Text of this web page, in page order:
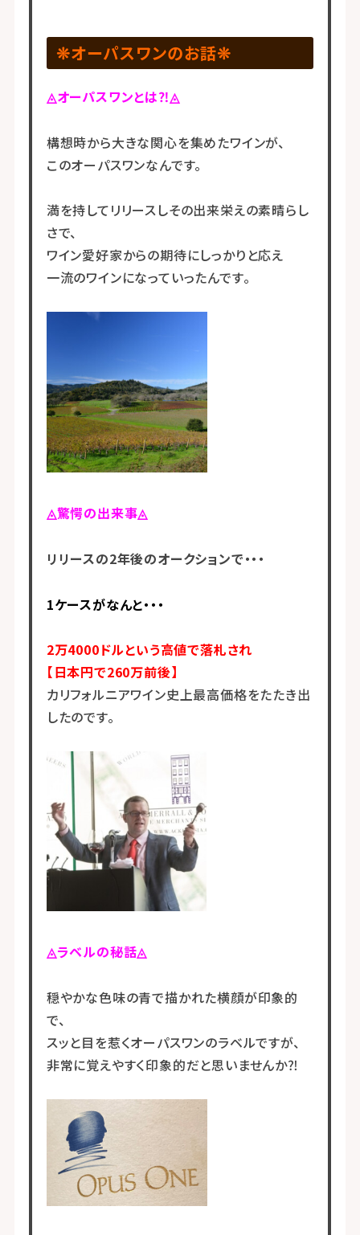
❊オーパスワンのお話❊
◬オーパスワンとは⁈◬
構想時から大きな関心を集めたワインが、
このオーパスワンなんです。
満を持してリリースしその出来栄えの素晴らし
さで、
ワイン愛好家からの期待にしっかりと応え
一流のワインになっていったんです。
◬驚愕の出来事◬
リリースの2年後のオークションで・・・
1ケースがなんと・・・
2万4000ドルという高値で落札され
【日本円で260万前後】
カリフォルニアワイン史上最高価格をたたき出
したのです。
◬ラベルの秘話◬
穏やかな色味の青で描かれた横顔が印象的
で、
スッと目を惹くオーパスワンのラベルですが、
非常に覚えやすく印象的だと思いませんか⁈